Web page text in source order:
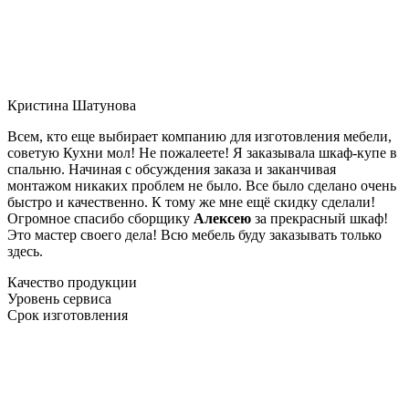
Кристина Шатунова
Всем, кто еще выбирает компанию для изготовления мебели,
советую Кухни мол! Не пожалеете! Я заказывала шкаф-купе в
спальню. Начиная с обсуждения заказа и заканчивая
монтажом никаких проблем не было. Все было сделано очень
быстро и качественно. К тому же мне ещё скидку сделали!
Огромное спасибо сборщику Алексею за прекрасный шкаф!
Это мастер своего дела! Всю мебель буду заказывать только
здесь.
Качество продукции
Уровень сервиса
Срок изготовления